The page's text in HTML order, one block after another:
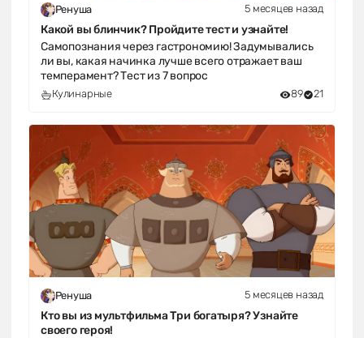
Ренуша 5 месяцев назад
Какой вы блинчик? Пройдите тест и узнайте!
Самопознания через гастрономию! Задумывались
ли вы, какая начинка лучше всего отражает ваш
темперамент? Тест из 7 вопрос
Кулинарные 89 21
Ренуша 5 месяцев назад
Кто вы из мультфильма Три богатыря? Узнайте
своего героя!